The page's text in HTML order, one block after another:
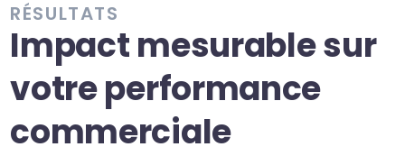
RÉSULTATS
Impact mesurable sur
votre performance
commerciale